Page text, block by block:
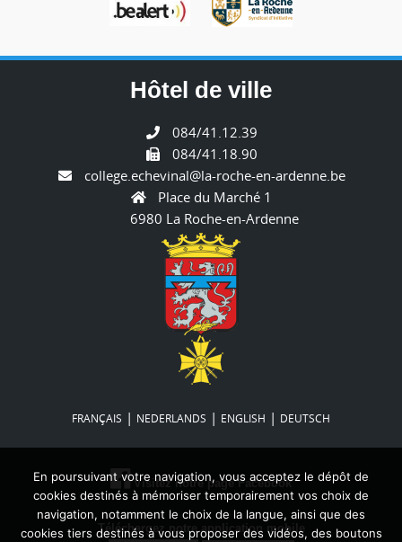
En poursuivant votre navigation, vous acceptez le dépôt de
cookies destinés à mémoriser temporairement vos choix de
navigation, notamment le choix de la langue, ainsi que des
cookies tiers destinés à vous proposer des vidéos, des boutons
Hôtel de ville
084/41.12.39
084/41.18.90
college.echevinal@la-roche-en-ardenne.be
Place du Marché 1
6980 La Roche-en-Ardenne
FRANÇAIS | NEDERLANDS | ENGLISH | DEUTSCH
Visitez notre page Facebook
Téléchargez notre application mobile